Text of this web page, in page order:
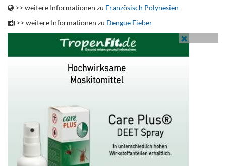
>> weitere Informationen zu Französisch Polynesien
>> weitere Informationen zu Dengue Fieber